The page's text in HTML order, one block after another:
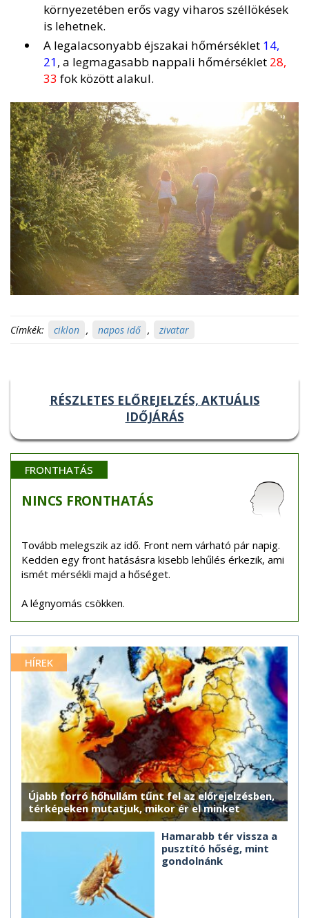
környezetében erős vagy viharos széllökések
is lehetnek.
A legalacsonyabb éjszakai hőmérséklet 14,
21, a legmagasabb nappali hőmérséklet 28,
33 fok között alakul.
Címkék: ciklon , napos idő , zivatar
RÉSZLETES ELŐREJELZÉS, AKTUÁLIS
IDŐJÁRÁS
FRONTHATÁS
NINCS FRONTHATÁS
Tovább melegszik az idő. Front nem várható pár napig.
Kedden egy front hatásásra kisebb lehűlés érkezik, ami
ismét mérsékli majd a hőséget.
A légnyomás csökken.
HÍREK
Újabb forró hőhullám tűnt fel az előrejelzésben,
térképeken mutatjuk, mikor ér el minket
Hamarabb tér vissza a
pusztító hőség, mint
gondolnánk